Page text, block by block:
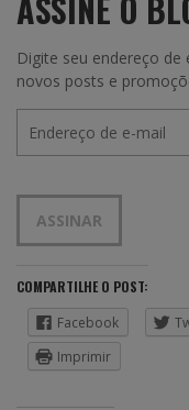
Digite seu endereço
novos posts e
de
ASSINAR
COMPARTILHE O POST:
Facebook
Imprimir